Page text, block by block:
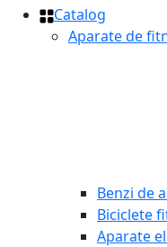
Catalog
Aparate de
Benzi de
Biciclete
Aparate